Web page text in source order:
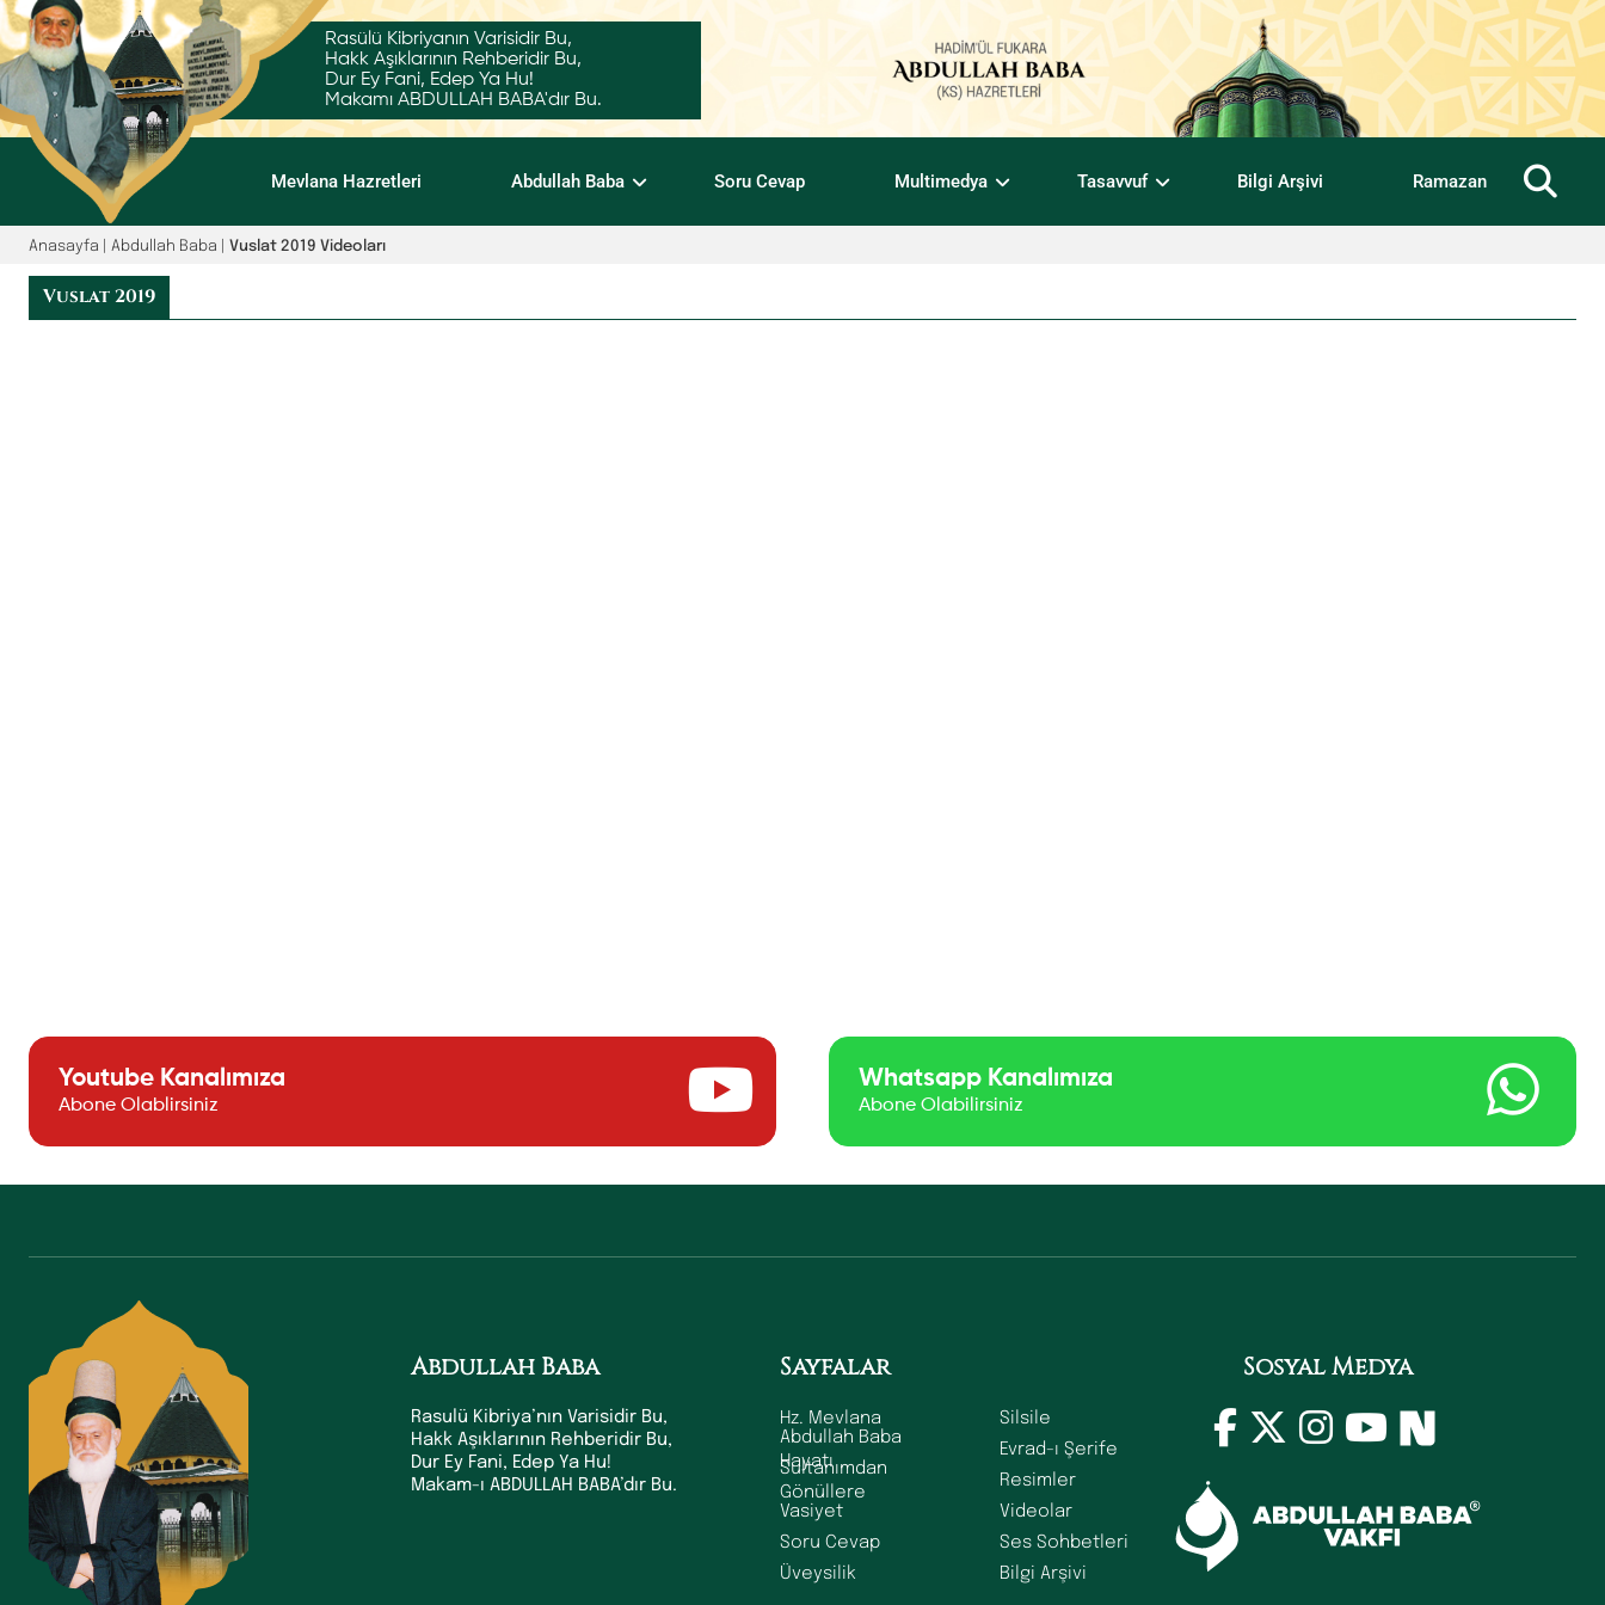
Rasülü Kibriyanın Varisidir Bu,
Hakk Aşıklarının Rehberidir Bu,
Dur Ey Fani, Edep Ya Hu!
Makamı ABDULLAH BABA'dır Bu.
Mevlana Hazretleri Abdullah Baba Soru Cevap Multimedya Tasavvuf Bilgi Arşivi Ramazan
Anasayfa | Abdullah Baba | Vuslat 2019 Videoları
Vuslat 2019
Youtube Kanalımıza
Abone Olablirsiniz
Whatsapp Kanalımıza
Abone Olabilirsiniz
Abdullah Baba
Rasulü Kibriya’nın Varisidir Bu,
Hakk Aşıklarının Rehberidir Bu,
Dur Ey Fani, Edep Ya Hu!
Makam-ı ABDULLAH BABA’dır Bu.
Sayfalar
Hz. Mevlana
Abdullah Baba
Hayatı
Sultanımdan
Gönüllere
Vasiyet
Soru Cevap
Üveysilik
Silsile
Evrad-ı Şerife
Resimler
Videolar
Ses Sohbetleri
Bilgi Arşivi
Sosyal Medya